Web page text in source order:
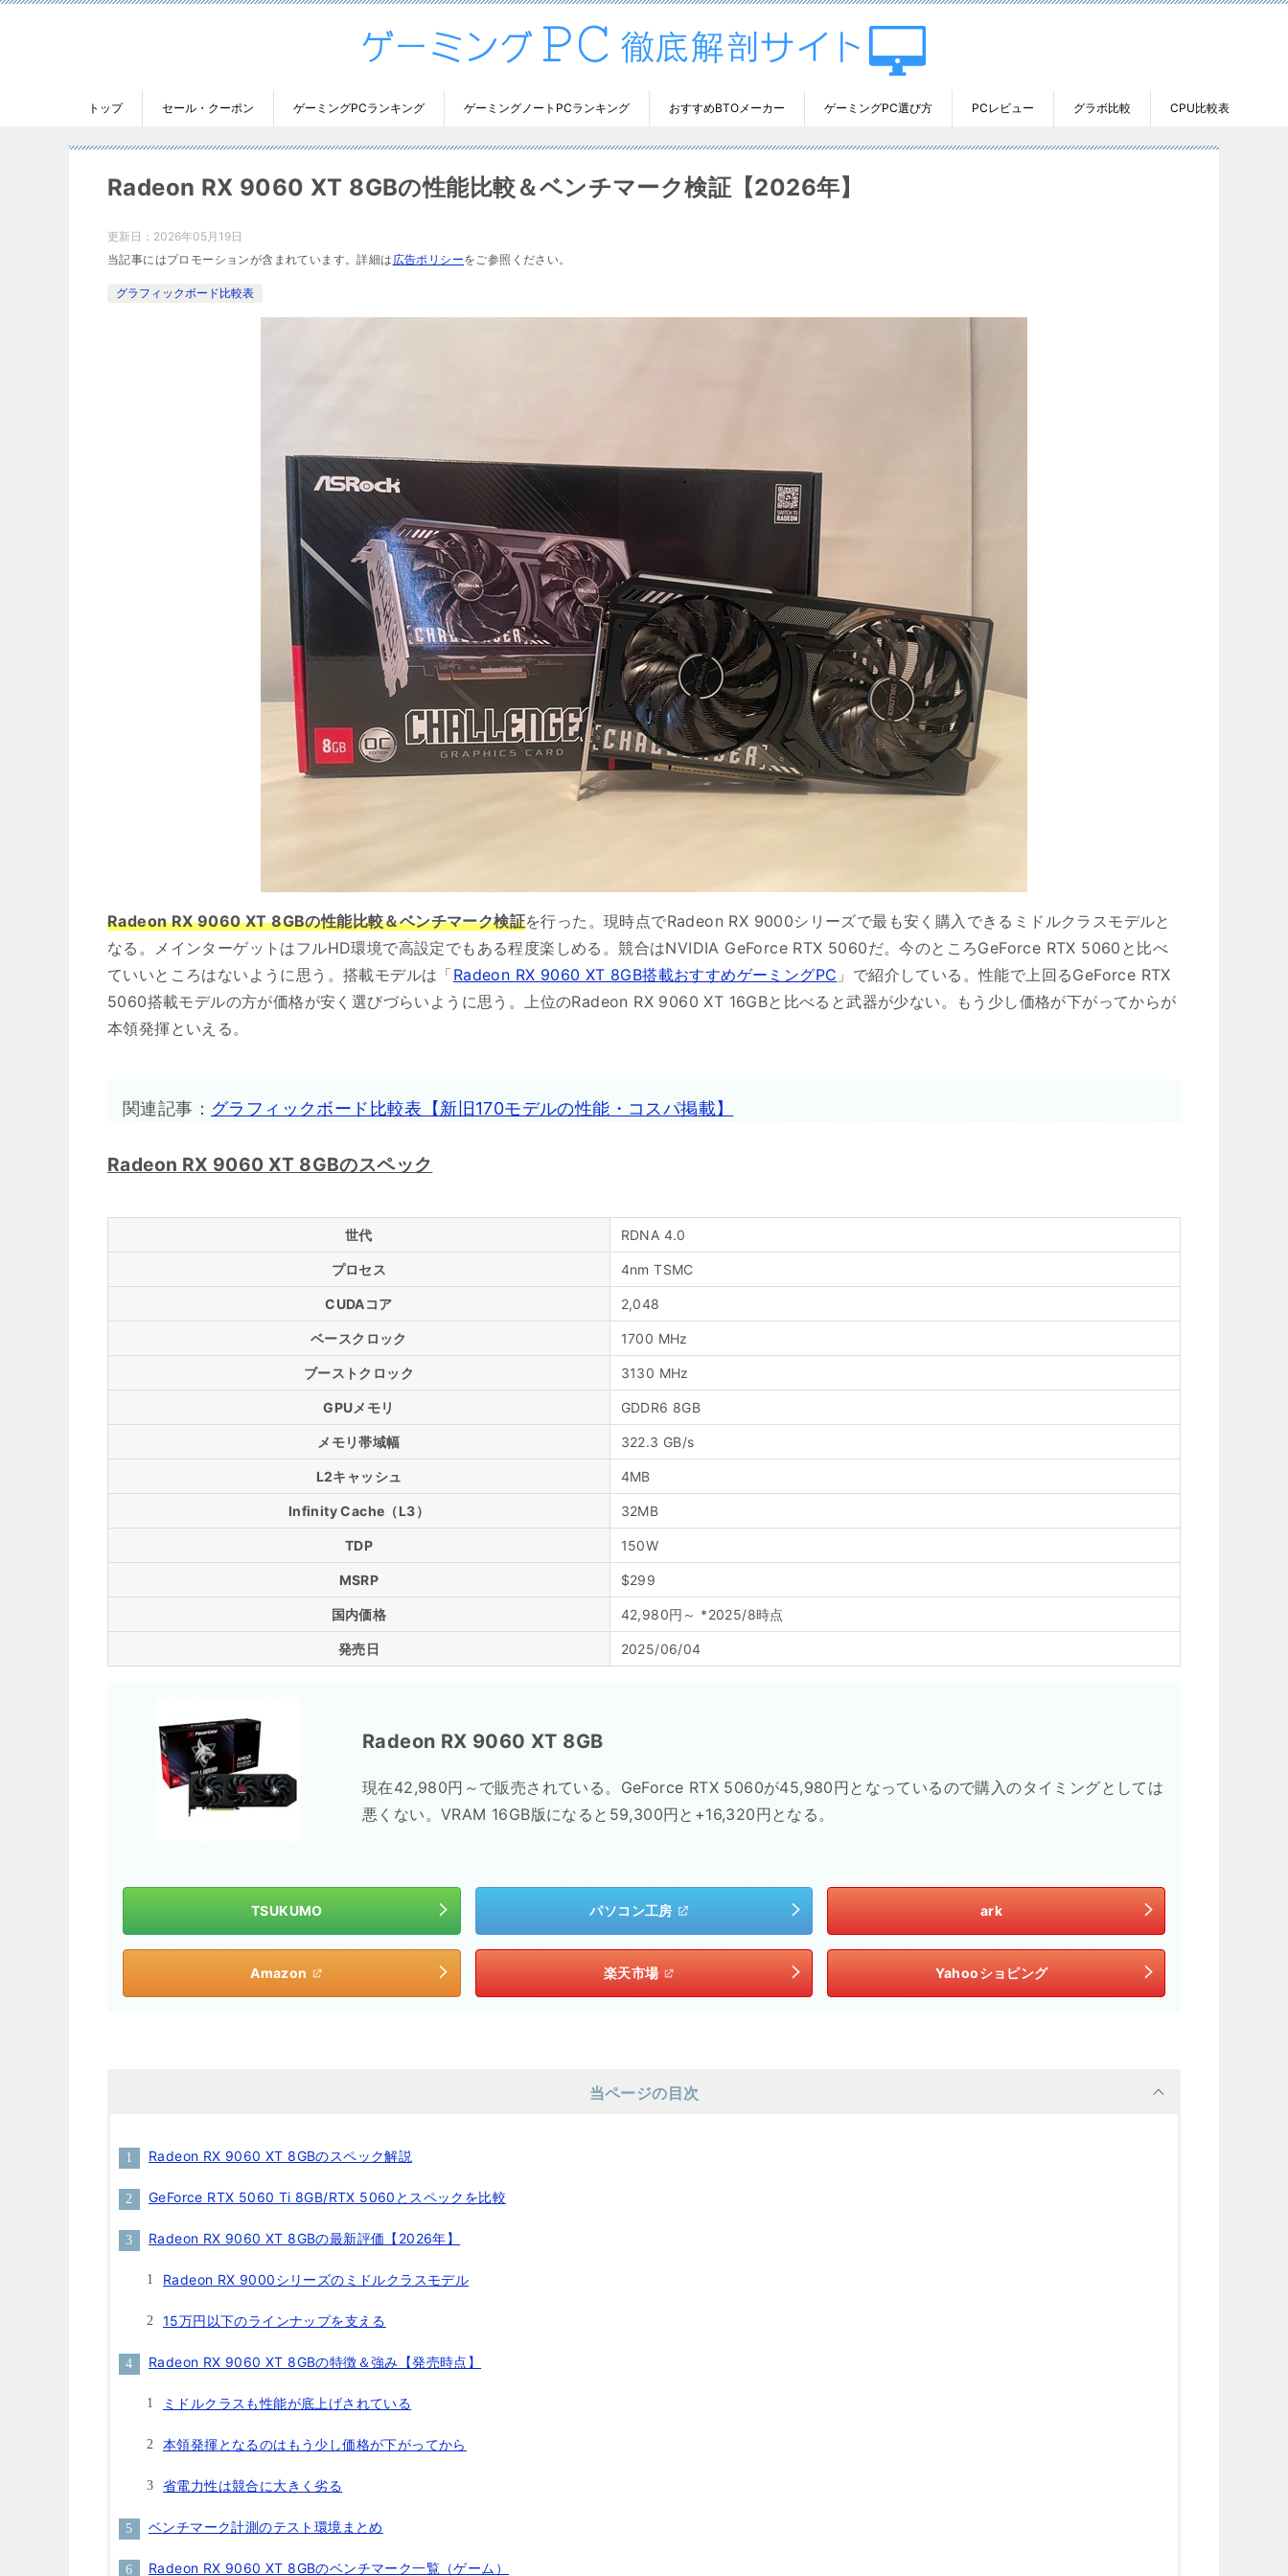
トップ セール・クーポン ゲーミングPCランキング ゲーミングノートPCランキング おすすめBTOメーカー ゲーミングPC選び方 PCレビュー グラボ比較 CPU比較表
Radeon RX 9060 XT 8GBの性能比較＆ベンチマーク検証【2026年】
更新日： 2026年05月19日
当記事にはプロモーションが含まれています。詳細は 広告ポリシーをご参照ください。
グラフィックボード比較表
Radeon RX 9060 XT 8GBの性能比較＆ベンチマーク検証を行った。現時点でRadeon RX 9000シリーズで最も安く購入できるミドルクラスモデルと
なる。メインターゲットはフルHD環境で高設定でもある程度楽しめる。競合はNVIDIA GeForce RTX 5060だ。今のところGeForce RTX 5060と比べ
ていいところはないように思う。搭載モデルは「Radeon RX 9060 XT 8GB搭載おすすめゲーミングPC 」で紹介している。性能で上回るGeForce RTX
5060搭載モデルの方が価格が安く選びづらいように思う。上位のRadeon RX 9060 XT 16GBと比べると武器が少ない。もう少し価格が下がってからが
本領発揮といえる。
関連記事： グラフィックボード比較表【新旧170モデルの性能・コスパ掲載】
Radeon RX 9060 XT 8GBのスペック
世代 RDNA 4.0
プロセス 4nm TSMC
CUDAコア 2,048
ベースクロック 1700 MHz
ブーストクロック 3130 MHz
GPUメモリ GDDR6 8GB
メモリ帯域幅 322.3 GB/s
L2キャッシュ 4MB
Infinity Cache（L3） 32MB
TDP 150W
MSRP $299
国内価格 42,980円～ *2025/8時点
発売日 2025/06/04
Radeon RX 9060 XT 8GB
現在42,980円～で販売されている。GeForce RTX 5060が45,980円となっているので購入のタイミングとしては
悪くない。VRAM 16GB版になると59,300円と+16,320円となる。
TSUKUMO パソコン工房 ark
Amazon 楽天市場 Yahooショピング
当ページの目次
Radeon RX 9060 XT 8GBのスペック解説
GeForce RTX 5060 Ti 8GB/RTX 5060とスペックを比較
Radeon RX 9060 XT 8GBの最新評価【2026年】
Radeon RX 9000シリーズのミドルクラスモデル
15万円以下のラインナップを支える
Radeon RX 9060 XT 8GBの特徴＆強み【発売時点】
ミドルクラスも性能が底上げされている
本領発揮となるのはもう少し価格が下がってから
省電力性は競合に大きく劣る
ベンチマーク計測のテスト環境まとめ
Radeon RX 9060 XT 8GBのベンチマーク一覧（ゲーム）